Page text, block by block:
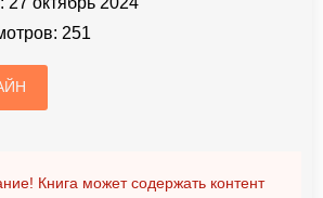
251
Книга может содержать контент